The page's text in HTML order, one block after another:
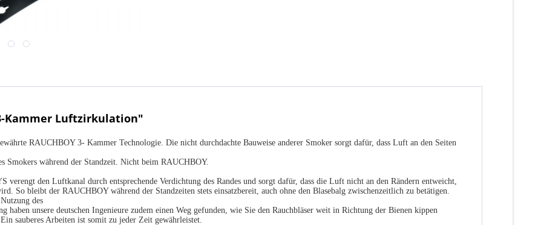
Kammer Luftzirkulation"
RAUCHBOY 3- Kammer Technologie. Die nicht durchdachte Bauweise anderer Smoker sorgt dafür, dass Luft an den Seiten
Smokers während der Standzeit. Nicht beim RAUCHBOY.
den Luftkanal durch entsprechende Verdichtung des Randes und sorgt dafür, dass die Luft nicht an den Rändern entweicht,
So bleibt der RAUCHBOY während der Standzeiten stets einsatzbereit, auch ohne den Blasebalg zwischenzeitlich zu betätigen.
des
haben unsere deutschen Ingenieure zudem einen Weg gefunden, wie Sie den Rauchbläser weit in Richtung der Bienen kippen
sauberes Arbeiten ist somit zu jeder Zeit gewährleistet.